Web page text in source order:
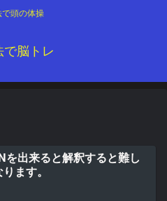
頭の体操
脳トレ
を出来ると解釈すると難し
ります。